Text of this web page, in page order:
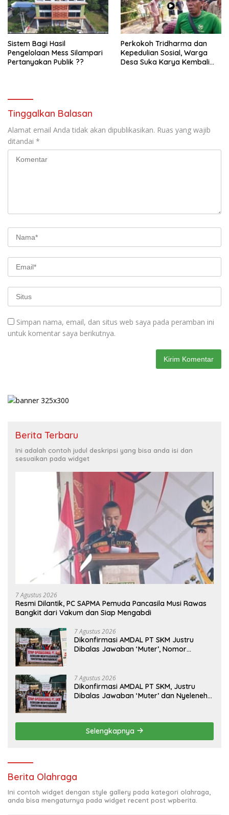
Sistem Bagi Hasil
Pengelolaan Mess Silampari
Pertanyakan Publik ??
Perkokoh Tridharma dan
Kepedulian Sosial, Warga
Desa Suka Karya Kembali
Tinggalkan Balasan
Alamat email Anda tidak akan dipublikasikan. Ruas yang wajib
ditandai *
Simpan nama, email, dan situs web saya pada peramban ini
untuk komentar saya berikutnya.
Berita Terbaru
Ini adalah contoh judul deskripsi yang bisa anda isi dan
sesuaikan pada widget
7 Agustus 2026
Resmi Dilantik, PC SAPMA Pemuda Pancasila Musi Rawas
Bangkit dari Vakum dan Siap Mengabdi
7 Agustus 2026
Dikonfirmasi AMDAL PT SKM Justru
Dibalas Jawaban ‘Muter’, Nomor
7 Agustus 2026
Dikonfirmasi AMDAL PT SKM, Justru
Dibalas Jawaban ‘Muter’ dan Nyeleneh
Selengkapnya
Berita Olahraga
Ini contoh widget dengan style gallery pada kategori olahraga,
anda bisa mengaturnya pada widget recent post wpberita.